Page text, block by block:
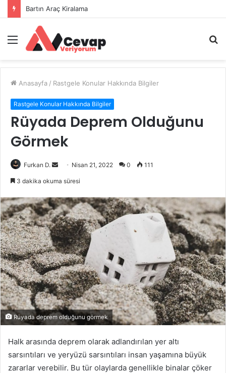
Bartın Araç Kiralama
Menü
...
Anasayfa / Rastgele Konular Hakkında Bilgiler
Rastgele Konular Hakkında Bilgiler
Rüyada Deprem Olduğunu
Görmek
Furkan D.
Bir
göndermek
Nisan 21, 2022 0 111
3 dakika okuma süresi
Rüyada deprem olduğunu görmek
Halk arasında deprem olarak adlandırılan yer altı
sarsıntıları ve yeryüzü sarsıntıları insan yaşamına büyük
zararlar verebilir. Bu tür olaylarda genellikle binalar çöker